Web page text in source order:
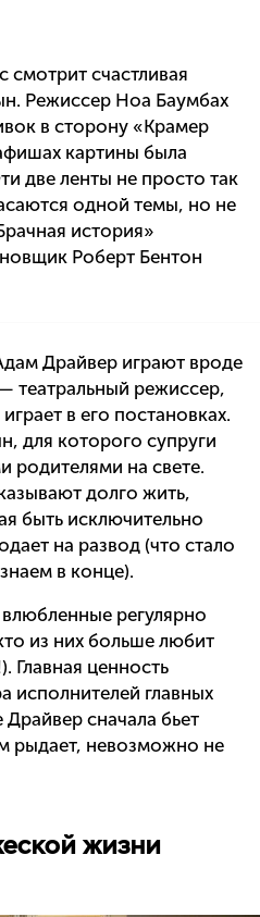
смотрит счастливая
Режиссер Ноа Баумбах
в сторону «Крамер
картины была
две ленты не просто так
одной темы, но не
история»
Роберт Бентон
Драйвер играют вроде
театральный режиссер,
в его постановках.
для которого супруги
родителями на свете.
долго жить,
быть исключительно
на развод (что стало
в конце).
регулярно
из них больше любит
Главная ценность
исполнителей главных
сначала бьет
рыдает, невозможно не
жизни